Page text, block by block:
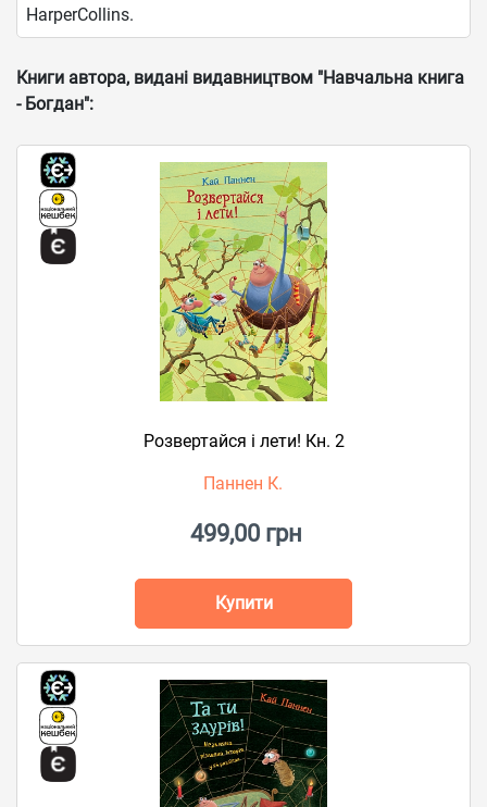
HarperCollins.
Книги автора, видані видавництвом "Навчальна книга
- Богдан":
Розвертайся і лети! Кн. 2
Паннен К.
499,00 грн
Купити